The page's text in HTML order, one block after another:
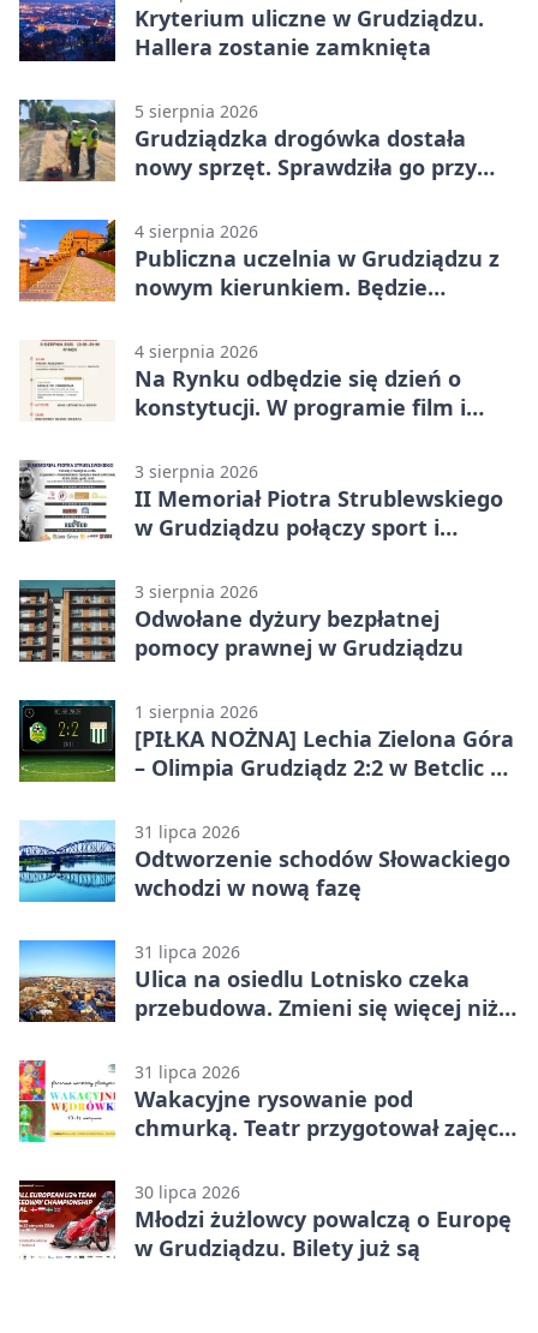
Kryterium uliczne w Grudziądzu.
Hallera zostanie zamknięta
5 sierpnia 2026
Grudziądzka drogówka dostała
nowy sprzęt. Sprawdziła go przy
4 sierpnia 2026
Publiczna uczelnia w Grudziądzu z
nowym kierunkiem. Będzie
4 sierpnia 2026
Na Rynku odbędzie się dzień o
konstytucji. W programie film i
3 sierpnia 2026
II Memoriał Piotra Strublewskiego
w Grudziądzu połączy sport i
3 sierpnia 2026
Odwołane dyżury bezpłatnej
pomocy prawnej w Grudziądzu
1 sierpnia 2026
[PIŁKA NOŻNA] Lechia Zielona Góra
– Olimpia Grudziądz 2:2 w Betclic 2.
końcówce
31 lipca 2026
Odtworzenie schodów Słowackiego
wchodzi w nową fazę
31 lipca 2026
Ulica na osiedlu Lotnisko czeka
przebudowa. Zmieni się więcej niż
31 lipca 2026
Wakacyjne rysowanie pod
chmurką. Teatr przygotował zajęcia
30 lipca 2026
Młodzi żużlowcy powalczą o Europę
w Grudziądzu. Bilety już są